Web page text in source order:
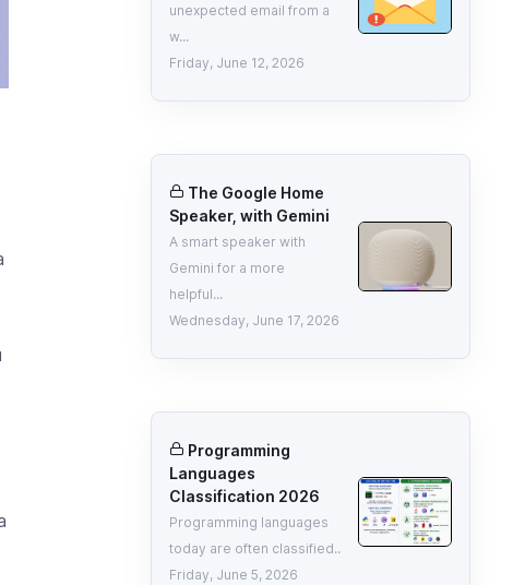
unexpected email from a
w...
Friday, June 12, 2026
The Google Home
Speaker, with Gemini
A smart speaker with
Gemini for a more
helpful...
Wednesday, June 17, 2026
Programming
Languages
Classification 2026
Programming languages
today are often classified..
Friday, June 5, 2026